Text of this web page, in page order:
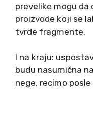
prevelike mogu
proizvode koji se
tvrde fragmente.
I na kraju:
budu nasumična
nege, recimo